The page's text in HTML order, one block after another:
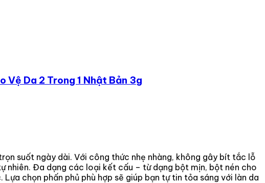
Da 2 Trong 1 Nhật Bản 3g
suốt ngày dài. Với công thức nhẹ nhàng, không gây bít tắc lỗ
nhiên. Đa dạng các loại kết cấu – từ dạng bột mịn, bột nén cho
chọn phấn phủ phù hợp sẽ giúp bạn tự tin tỏa sáng với làn da